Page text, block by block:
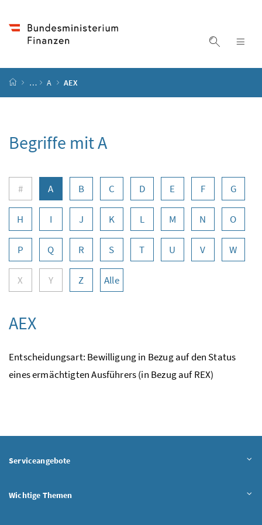
Suche
Startseite
… A AEX
Begriffe mit A
Buchstabennavigation
# A B C D E F G
H I J K L M N O
P Q R S T U V W
X Y Z Alle
AEX
Entscheidungsart: Bewilligung in Bezug auf den Status
eines ermächtigten Ausführers (in Bezug auf REX)
Serviceangebote
Wichtige Themen